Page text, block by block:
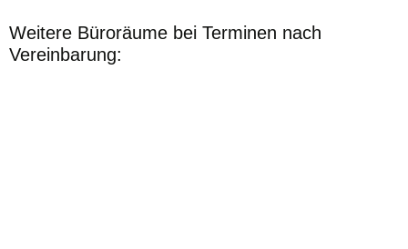
Weitere Büroräume bei Terminen nach
Vereinbarung: